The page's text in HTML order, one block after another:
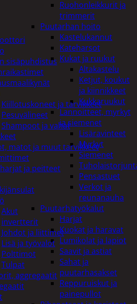
Ruohonleikkurit ja
trimmerit
Puutarhan hoito
Kastelukannut
Kateharsot
Kukat ja ruukut
Altakastelu
Ketjut, koukut
ja kiinnikkeet
Kukkaruukut
Lannoitteet, myrkyt
ja siemenet
Lisäravinteet
Myrkyt
Siemenet
Pensastuet
Verkot ja
reunanauha
Puutarhatyökalut
Harjat
Kuokat ja haravat
Lumikolat ja lapiot
Saavit ja astiat
Sahat ja
puutarhasakset
Reppuruiskut ja
painepullot
sisäpuhdistus
Kiillotuskoneet ja tarvikkeet
Pesuvälineet
Shampoot ja vahat
matot ja muut tarvikkeet
ja peitteet
Akut
invertterit
Johdot ja liittimet
Lisä ja työvalot
Polttimot
Tulpat
aggregaatit